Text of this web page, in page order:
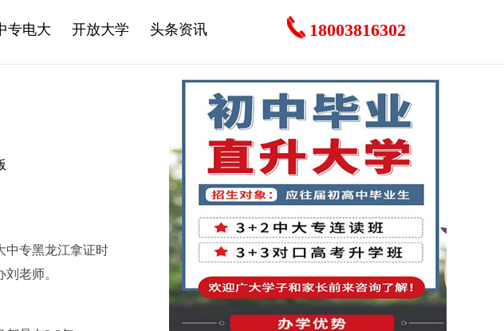
专电大 开放大学 头条资讯 18003816302
中专黑龙江拿证时
老师。